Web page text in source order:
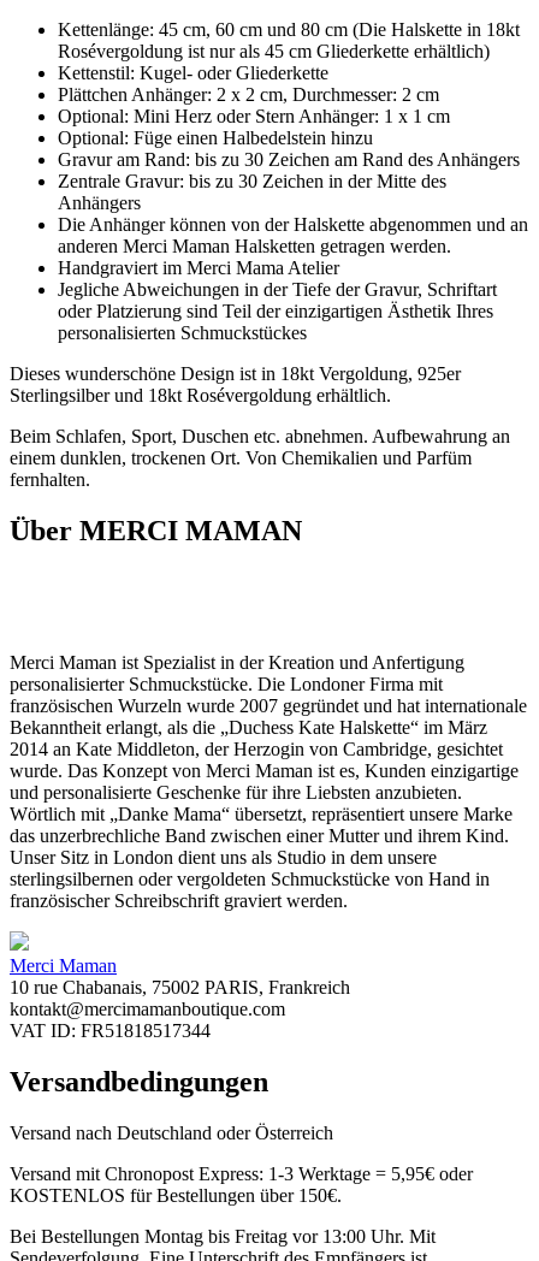
Kettenlänge: 45 cm, 60 cm und 80 cm (Die Halskette in 18kt
Rosévergoldung ist nur als 45 cm Gliederkette erhältlich)
Kettenstil: Kugel- oder Gliederkette
Plättchen Anhänger: 2 x 2 cm, Durchmesser: 2 cm
Optional: Mini Herz oder Stern Anhänger: 1 x 1 cm
Optional: Füge einen Halbedelstein hinzu
Gravur am Rand: bis zu 30 Zeichen am Rand des Anhängers
Zentrale Gravur: bis zu 30 Zeichen in der Mitte des
Anhängers
Die Anhänger können von der Halskette abgenommen und an
anderen Merci Maman Halsketten getragen werden.
Handgraviert im Merci Mama Atelier
Jegliche Abweichungen in der Tiefe der Gravur, Schriftart
oder Platzierung sind Teil der einzigartigen Ästhetik Ihres
personalisierten Schmuckstückes
Dieses wunderschöne Design ist in 18kt Vergoldung, 925er
Sterlingsilber und 18kt Rosévergoldung erhältlich.
Beim Schlafen, Sport, Duschen etc. abnehmen. Aufbewahrung an
einem dunklen, trockenen Ort. Von Chemikalien und Parfüm
fernhalten.
Über MERCI MAMAN
Merci Maman ist Spezialist in der Kreation und Anfertigung
personalisierter Schmuckstücke. Die Londoner Firma mit
französischen Wurzeln wurde 2007 gegründet und hat internationale
Bekanntheit erlangt, als die „Duchess Kate Halskette“ im März
2014 an Kate Middleton, der Herzogin von Cambridge, gesichtet
wurde. Das Konzept von Merci Maman ist es, Kunden einzigartige
und personalisierte Geschenke für ihre Liebsten anzubieten.
Wörtlich mit „Danke Mama“ übersetzt, repräsentiert unsere Marke
das unzerbrechliche Band zwischen einer Mutter und ihrem Kind.
Unser Sitz in London dient uns als Studio in dem unsere
sterlingsilbernen oder vergoldeten Schmuckstücke von Hand in
französischer Schreibschrift graviert werden.
Merci Maman
10 rue Chabanais, 75002 PARIS, Frankreich
kontakt@mercimamanboutique.com
VAT ID: FR51818517344
Versandbedingungen
Versand nach Deutschland oder Österreich
Versand mit Chronopost Express: 1-3 Werktage = 5,95€ oder
KOSTENLOS für Bestellungen über 150€.
Bei Bestellungen Montag bis Freitag vor 13:00 Uhr. Mit